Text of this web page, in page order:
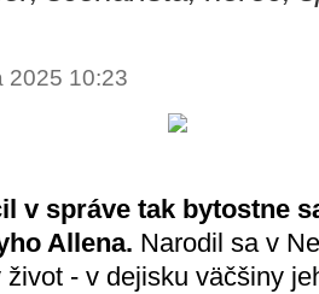
2025 10:23
v správe tak bytostne
Allena. Narodil sa v
- v dejisku väčšiny